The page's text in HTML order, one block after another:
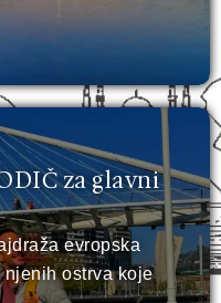
za glavni
evropska
ostrva koje